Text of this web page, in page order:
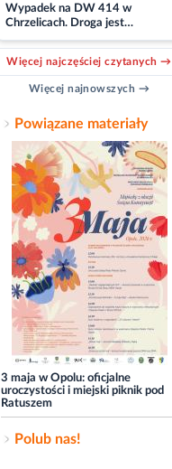
Wypadek na DW 414 w
Chrzelicach. Droga jest
zablokowana
Więcej najczęściej czytanych →
Więcej najnowszych →
Powiązane materiały
3 maja w Opolu: oficjalne
uroczystości i miejski piknik pod
Ratuszem
Polub nas!